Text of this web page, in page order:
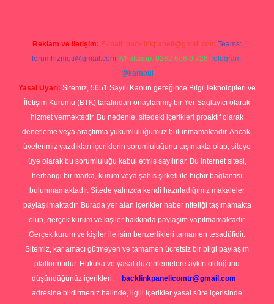
Reklam ve İletişim: E-mail: backlinkpaneli@gmail.com Teams:
forumhizmeti@gmail.com Whatsapp: 0262 606 0 726 Telegram:
@karabul
Yasal Uyarı: Sitemiz, 5651 Sayılı Kanun gereğince Bilgi Teknolojileri ve
İletişim Kurumu (BTK) tarafından onaylanmış bir Yer Sağlayıcı olarak
hizmet vermektedir. Bu nedenle, sitedeki içerikleri proaktif olarak
denetleme veya araştırma yükümlülüğümüz bulunmamaktadır. Ancak,
üyelerimiz yazdıkları içeriklerin sorumluluğunu taşımakta olup, siteye
üye olarak bu sorumluluğu kabul etmiş sayılırlar. Bu internet sitesi,
herhangi bir marka, kurum veya şahıs şirketi ile hiçbir bağlantısı
bulunmamaktadır. Sitede yalnızca kendi hazırladığımız makaleler
paylaşılmaktadır. Burada yer alan içerikler haber niteliği taşımamakta
olup, gerçek kurum ve kişiler hakkında paylaşım yapılmamaktadır.
Gerçek kurum ve kişiler ile isim benzerlikleri tamamen tesadüfidir.
Sitemiz, kar amacı gütmeyen ve tamamen ücretsiz bir bilgi paylaşım
platformudur. Hukuka ve yasal düzenlemelere aykırı olduğunu
düşündüğünüz içerikleri,
backlinkpanelicomtr@gmail.com
adresine bildirmeniz halinde, ilgili içerikler yasal süre içerisinde